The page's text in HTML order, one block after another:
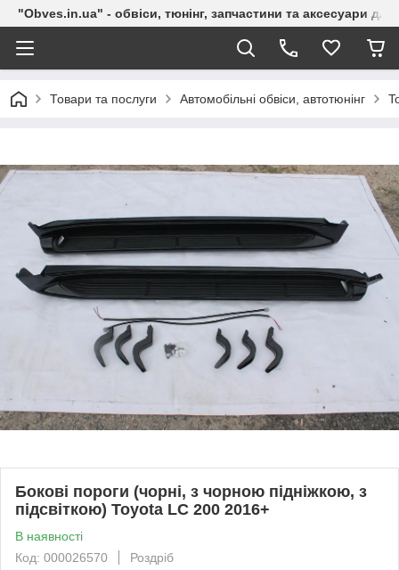
"Obves.in.ua" - обвіси, тюнінг, запчастини та аксесуари
Товари та послуги Автомобільні обвіси, автотюнінг
Бокові пороги (чорні, з чорною підніжкою, з
підсвіткою) Toyota LC 200 2016+
В наявності
Код: 000026570
Роздріб